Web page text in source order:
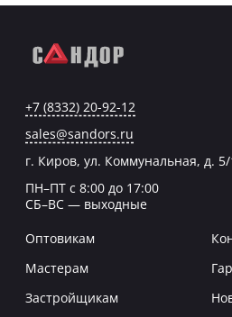
+7 (8332) 20-92-12
sales@sandors.ru
г. Киров, ул. Коммунальная, д. 5/
ПН–ПТ с 8:00 до 17:00
СБ–ВС — выходные
Оптовикам
Мастерам
Застройщикам